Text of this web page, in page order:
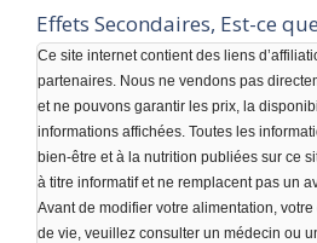
Effets Secondaires, Est-ce
Ce site internet contient des liens
partenaires. Nous ne vendons pas
et ne pouvons garantir les prix, la
informations affichées. Toutes les
bien-être et à la nutrition publiées sur ce
à titre informatif et ne remplacent pas un
Avant de modifier votre alimentation,
de vie, veuillez consulter un médecin ou